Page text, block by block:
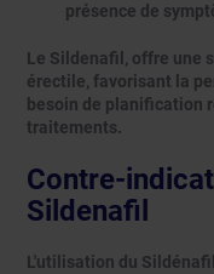
présence de
Le Sildenafil, offre une
érectile, favorisant la
besoin de planification
traitements.
Contre-
Sildenafil
L'utilisation du